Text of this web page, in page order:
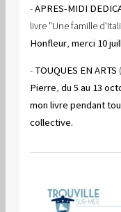
-APRES-MIDI
livre "Une famille
Honfleur, merci 10
-TOUQUES EN ARTS
Pierre, du 5 au 13
mon livre pendant
collective.